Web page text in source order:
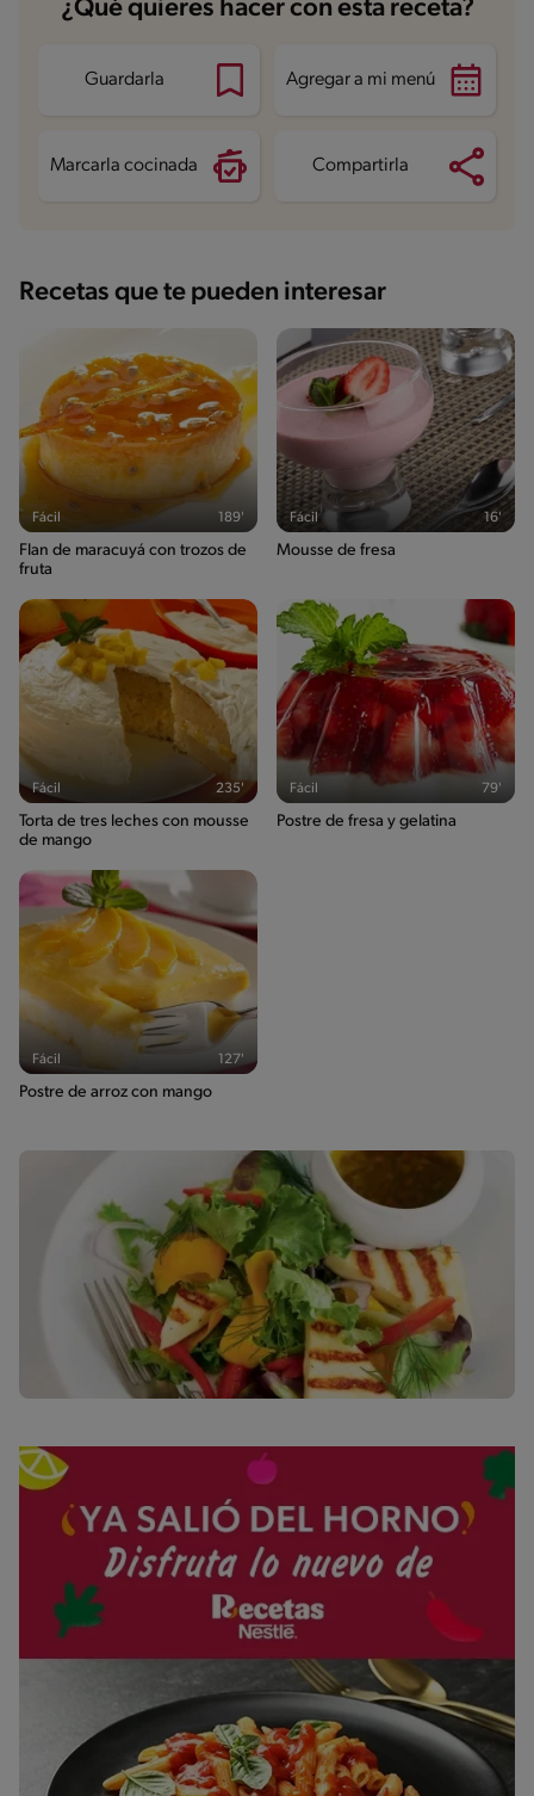
Energía 159.1 kcal
Proteína
Grasas saturadas 2.2 g
¿Qué quieres hacer con esta receta?
Guardarla Agregar a mi menú
Marcarla cocinada Compartirla
Recetas que te pueden interesar
Fácil 189'
Flan de maracuyá con trozos de
fruta
Fácil 16'
Mousse de fresa
Fácil 235'
Torta de tres leches con mousse
de mango
Fácil 79'
Postre de fresa y gelatina
Fácil 127'
Postre de arroz con mango